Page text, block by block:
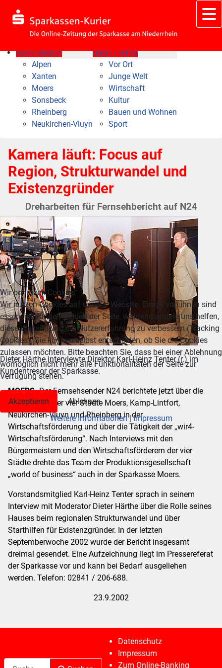
Nach Bereich
Alpen
Xanten
Moers
Sonsbeck
Rheinberg
Neukirchen-Vluyn
Nach Thema
Vor Ort
Junge Welt
Wirtschaft
Kultur
Bauen und Wohnen
Sport
Kamera läuft: Focus auf
Region, Strukturwandel und
Existenzgründer
Dreharbeiten für Fernsehbericht auf N24
Dieter Härthe interviewte Direktor Karl-Heinz Tenter (r.) im
Kundentresor der Sparkasse.
MOERS.Der Fernsehsender N24 berichtete jetzt über die
Kooperation der vier Städte Moers, Kamp-Lintfort,
Neukirchen-Vluyn und Rheinberg in der
Wirtschaftsförderung und über die Tätigkeit der „wir4-
Wirtschaftsförderung“. Nach Interviews mit den
Bürgermeistern und den Wirtschaftsförderern der vier
Städte drehte das Team der Produktionsgesellschaft
„world of business“ auch in der Sparkasse Moers.
Vorstandsmitglied Karl-Heinz Tenter sprach in seinem
Interview mit Moderator Dieter Härthe über die Rolle seines
Hauses beim regionalen Strukturwandel und über
Starthilfen für Existenzgründer. In der letzten
Septemberwoche 2002 wurde der Bericht insgesamt
dreimal gesendet. Eine Aufzeichnung liegt im Pressereferat
der Sparkasse vor und kann bei Bedarf ausgeliehen
werden. Telefon: 02841 / 206-688.
23.9.2002
Datenschutz
Impressum
Zum Online-Banking
Wir benutzen Cookies
Wir nutzen Cookies auf unserer Website. Einige von ihnen sind
essenziell für den Betrieb der Seite, während andere uns helfen,
diese Website und die Nutzererfahrung zu verbessern (Tracking
Cookies). Sie können selbst entscheiden, ob Sie die Cookies
zulassen möchten. Bitte beachten Sie, dass bei einer Ablehnung
womöglich nicht mehr alle Funktionalitäten der Seite zur
Verfügung stehen.
Akzeptieren
Ablehnen
Weitere Informationen|Impressum